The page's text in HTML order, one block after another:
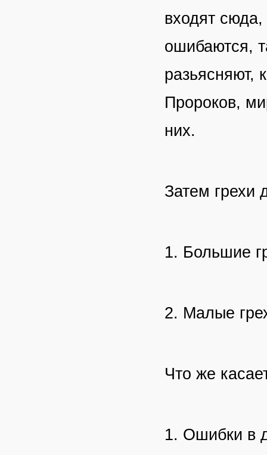
входят
ошибаются,
разьясняют,
Пророков,
них.
Затем грехи
1. Большие
2. Малые
Что же
1. Ошибки в